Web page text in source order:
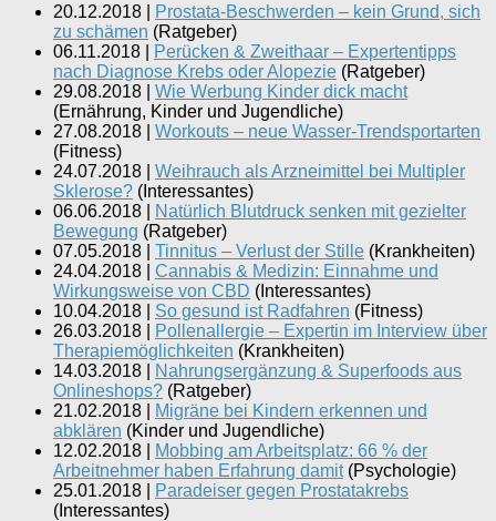
20.12.2018
Prostata-Beschwerden – kein Grund, sich
zu schämen (Ratgeber)
06.11.2018
Perücken & Zweithaar – Expertentipps
nach Diagnose Krebs oder Alopezie (Ratgeber)
29.08.2018
Wie Werbung Kinder dick macht
(Ernährung, Kinder und Jugendliche)
27.08.2018
Workouts – neue Wasser-Trendsportarten
(Fitness)
24.07.2018
Weihrauch als Arzneimittel bei Multipler
Sklerose? ( Interessantes)
06.06.2018
Natürlich Blutdruck senken mit gezielter
Bewegung (Ratgeber)
07.05.2018
Tinnitus – Verlust der Stille (Krankheiten)
24.04.2018
Cannabis & Medizin: Einnahme und
Wirkungsweise von CBD ( Interessantes)
10.04.2018
So gesund ist Radfahren (Fitness)
26.03.2018
Pollenallergie – Expertin im Interview über
Therapiemöglichkeiten (Krankheiten)
14.03.2018
Nahrungsergänzung & Superfoods aus
Onlineshops? (Ratgeber)
21.02.2018
Migräne bei Kindern erkennen und
abklären (Kinder und Jugendliche)
12.02.2018
Mobbing am Arbeitsplatz: 66 % der
Arbeitnehmer haben Erfahrung damit (Psychologie)
25.01.2018
Paradeiser gegen Prostatakrebs
( Interessantes)